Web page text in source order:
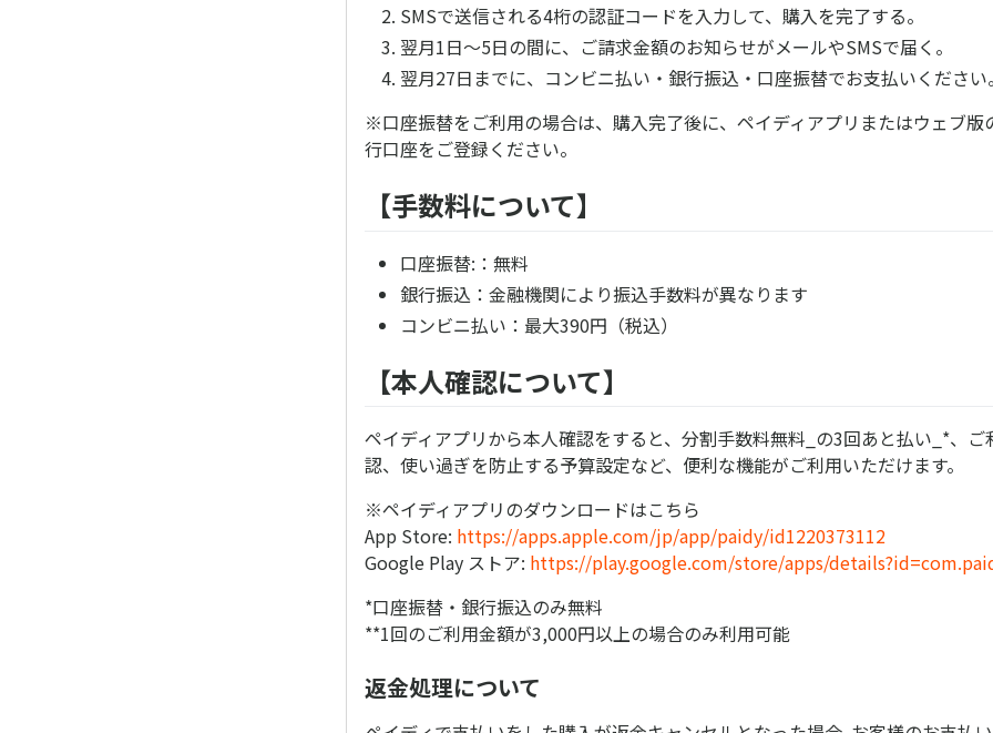
SMSで送信される4桁の認証コードを入力して、購入を完了する。
翌月1日〜5日の間に、ご請求金額のお知らせがメールやSMSで届く。
翌月27日までに、コンビニ払い・銀行振込・口座振替でお支払いください。
※口座振替をご利用の場合は、購入完了後に、ペイディアプリまたはウェブ版
行口座をご登録ください。
【手数料について】
口座振替:：無料
銀行振込：金融機関により振込手数料が異なります
コンビニ払い：最大390円（税込）
【本人確認について】
ペイディアプリから本人確認をすると、分割手数料無料_の3回あと払い_*、ご
認、使い過ぎを防止する予算設定など、便利な機能がご利用いただけます。
※ペイディアプリのダウンロードはこちら
App Store: https://apps.apple.com/jp/app/paidy/id1220373112
Google Play ストア: https://play.google.com/store/apps/
*口座振替・銀行振込のみ無料
**1回のご利用金額が3,000円以上の場合のみ利用可能
返金処理について